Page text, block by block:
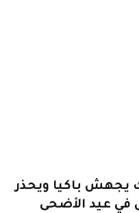
يجهش باكيا ويحذر
في عيد الأضحى